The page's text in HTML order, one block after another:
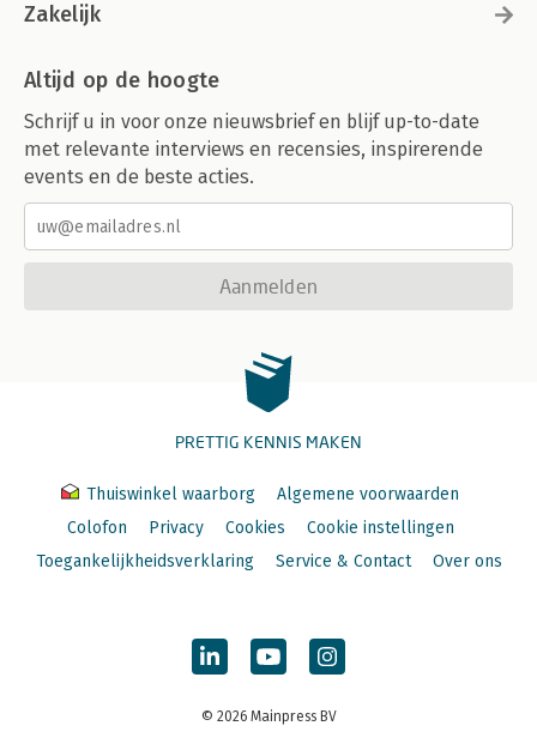
Zakelijk
Altijd op de hoogte
Schrijf u in voor onze nieuwsbrief en blijf up-to-date
met relevante interviews en recensies, inspirerende
events en de beste acties.
Aanmelden
PRETTIG KENNIS MAKEN
Thuiswinkel waarborg
Algemene voorwaarden
Colofon
Privacy Cookies
Cookie instellingen
Toegankelijkheidsverklaring
Service & Contact Over ons
© 2026 Mainpress BV